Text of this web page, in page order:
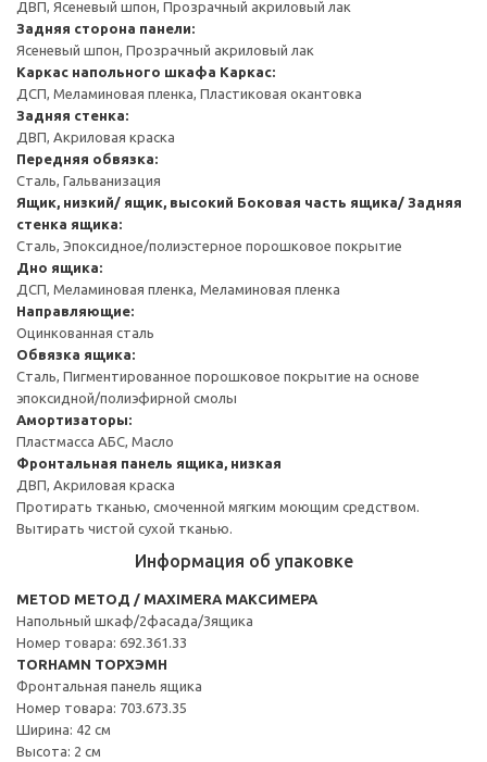
ДВП, Ясеневый шпон, Прозрачный акриловый лак
Задняя сторона панели:
Ясеневый шпон, Прозрачный акриловый лак
Каркас напольного шкафа Каркас:
ДСП, Меламиновая пленка, Пластиковая окантовка
Задняя стенка:
ДВП, Акриловая краска
Передняя обвязка:
Сталь, Гальванизация
Ящик, низкий/ ящик, высокий Боковая часть ящика/ Задняя
стенка ящика:
Сталь, Эпоксидное/полиэстерное порошковое покрытие
Дно ящика:
ДСП, Меламиновая пленка, Меламиновая пленка
Направляющие:
Оцинкованная сталь
Обвязка ящика:
Сталь, Пигментированное порошковое покрытие на основе
эпоксидной/полиэфирной смолы
Амортизаторы:
Пластмасса АБС, Масло
Фронтальная панель ящика, низкая
ДВП, Акриловая краска
Протирать тканью, смоченной мягким моющим средством.
Вытирать чистой сухой тканью.
Информация об упаковке
METOD МЕТОД / MAXIMERA МАКСИМЕРА
Напольный шкаф/2фасада/3ящика
Номер товара: 692.361.33
TORHAMN ТОРХЭМН
Фронтальная панель ящика
Номер товара: 703.673.35
Ширина: 42 см
Высота: 2 см